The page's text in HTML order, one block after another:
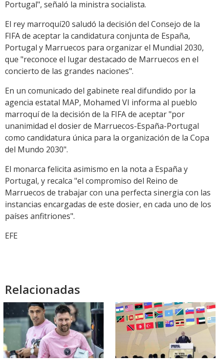
Portugal", señaló la ministra socialista.
El rey marroquí20 saludó la decisión del Consejo de la
FIFA de aceptar la candidatura conjunta de España,
Portugal y Marruecos para organizar el Mundial 2030,
que "reconoce el lugar destacado de Marruecos en el
concierto de las grandes naciones".
En un comunicado del gabinete real difundido por la
agencia estatal MAP, Mohamed VI informa al pueblo
marroquí de la decisión de la FIFA de aceptar "por
unanimidad el dosier de Marruecos-España-Portugal
como candidatura única para la organización de la Copa
del Mundo 2030".
El monarca felicita asimismo en la nota a España y
Portugal, y recalca "el compromiso del Reino de
Marruecos de trabajar con una perfecta sinergia con las
instancias encargadas de este dosier, en cada uno de los
países anfitriones".
EFE
Relacionadas